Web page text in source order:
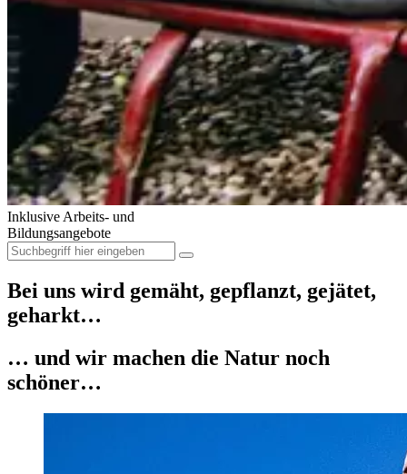
Inklusive Arbeits- und
Bildungsangebote
Bei uns wird gemäht, gepflanzt, gejätet,
geharkt…
… und wir machen die Natur noch
schöner…